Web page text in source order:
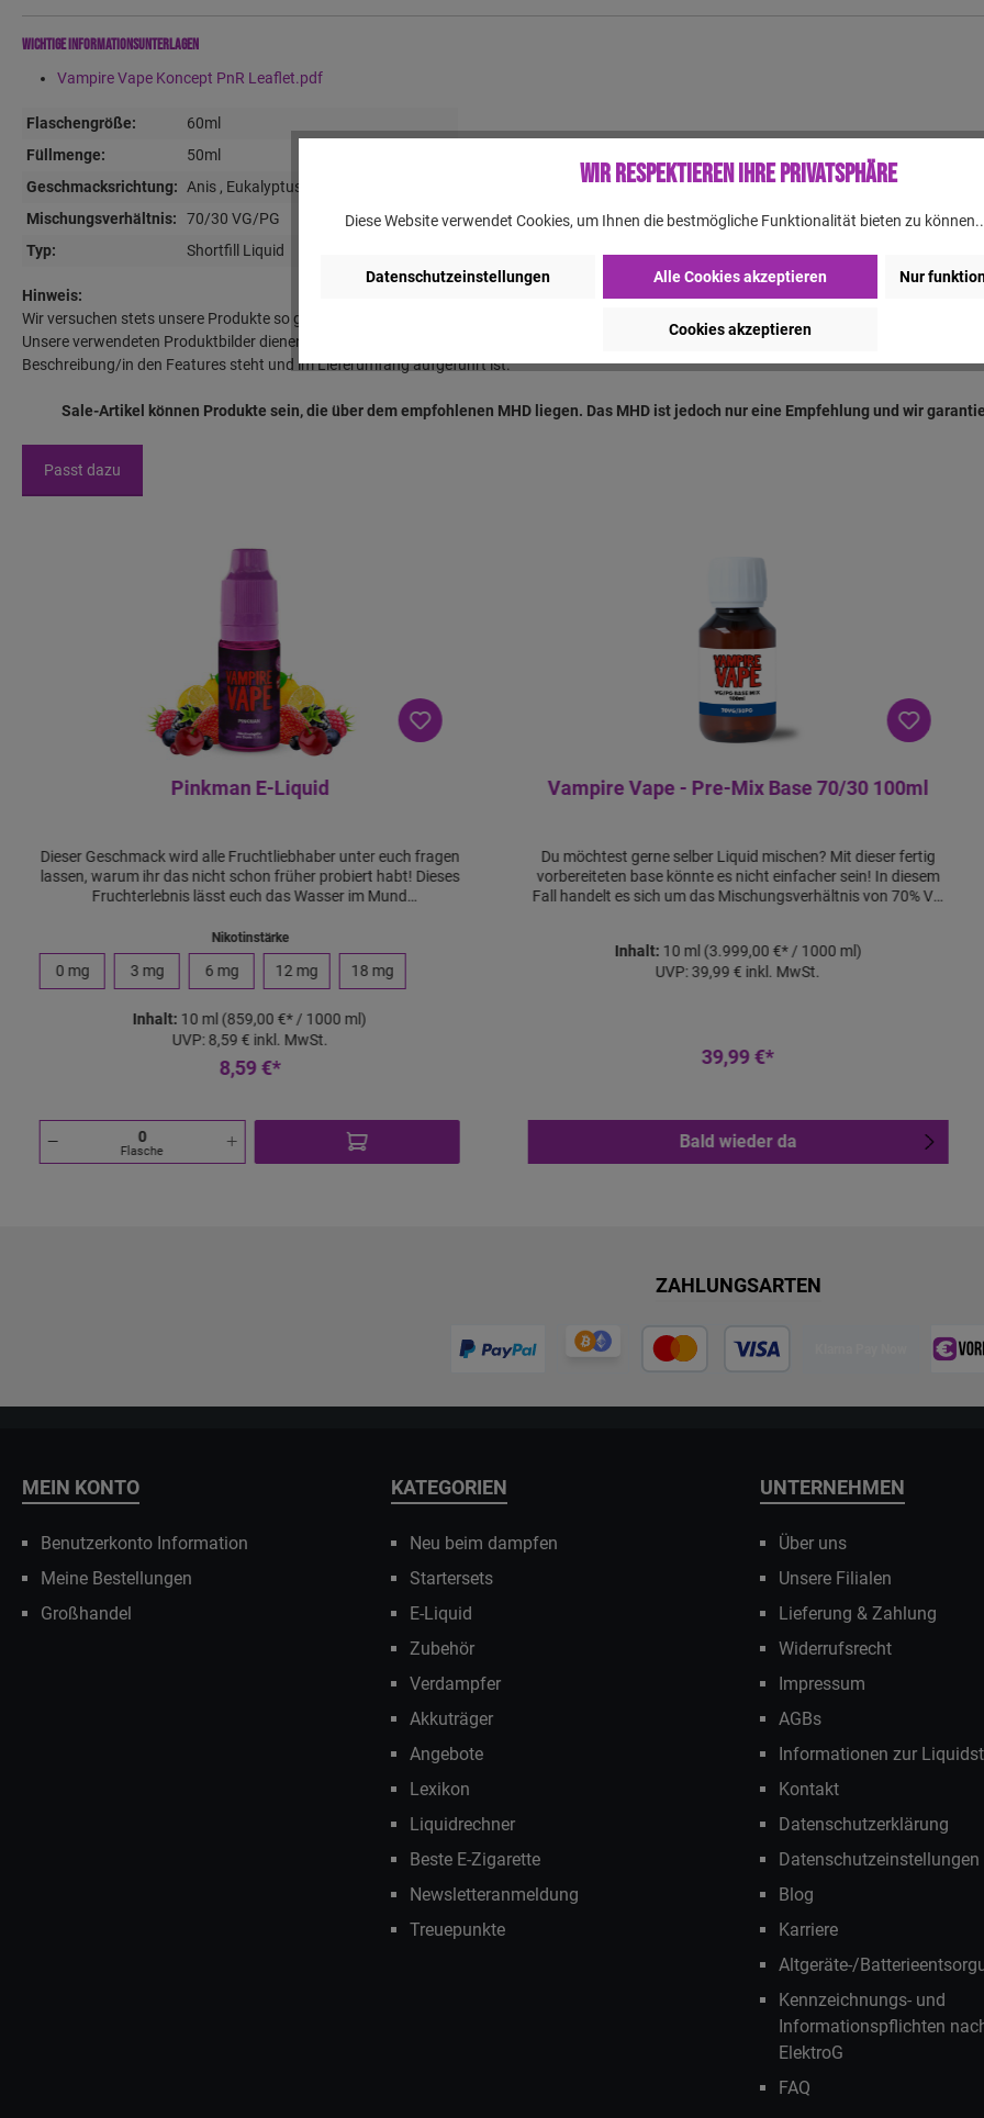
Wichtige Informationsunterlagen
Vampire Vape Koncept PnR Leaflet.pdf
Flaschengröße:
60ml
Füllmenge:
50ml
Geschmacksrichtung: Anis , Eukalyptus
Mischungsverhältnis:
70/30 VG/PG
Typ:
Shortfill Liquid
Hinweis:
Wir versuchen stets unsere Produkte so gut wie möglich zu beschreiben, allerdings sind auch wir nicht fehlerlos. Aus diesem Grund können
Unsere verwendeten Produktbilder dienen lediglich der Darstellung des Produkts. Der gelieferte Artikel kann, in Bezug auf Farbe, Anzahl etc.,
Beschreibung/in den Features steht und im Lieferumfang aufgeführt ist.
Sale-Artikel können Produkte sein, die über dem empfohlenen MHD liegen. Das MHD ist jedoch nur eine Empfehlung und wir
Passt dazu
Pinkman E-Liquid
Dieser Geschmack wird alle Fruchtliebhaber unter euch fragen
lassen, warum ihr das nicht schon früher probiert habt! Dieses
Fruchterlebnis lässt euch das Wasser im Mund
Vape steht für die Qualität. Und gemäß dem Motto "Dampfen
mit Vertrauen", bieten wir Dir die Qualitätsgarantie. Sollte es
mal zu irgendeinem Problem mit einem unserer Liquids oder
Aromen kommen, sorgen wir für schnellen Ersatz für Dich.
Diesen Vorteil können wir unseren Kunden als Hersteller
Nikotinstärke
0 mg 3 mg 6 mg 12 mg 18 mg
Inhalt: 10 ml (859,00 €* / 1000 ml)
UVP:8,59 € inkl. MwSt.
8,59 €*
Flasche
Vampire Vape - Pre-Mix Base 70/30 100ml
Du möchtest gerne selber Liquid mischen? Mit dieser fertig
vorbereiteten base könnte es nicht einfacher sein! In diesem
Fall handelt es sich um das Mischungsverhältnis von 70% VG
Und schon kann es losgehen! Um die benötigten Mengen des
Aromas und der Nikotin-Shots zu bestimmen, kannst Du
Mischungsverhältnis: 70% VG / 30% PG Volumen: 100ml
Inhalt: 10 ml (3.999,00 €* / 1000 ml)
UVP:39,99 € inkl. MwSt.
39,99 €*
Bald wieder da
ZAHLUNGSARTEN
MEIN KONTO
Benutzerkonto Information
Meine Bestellungen
Großhandel
KATEGORIEN
Neu beim dampfen
Startersets
E-Liquid
Zubehör
Verdampfer
Akkuträger
Angebote
Lexikon
Liquidrechner
Beste E-Zigarette
Newsletteranmeldung
Treuepunkte
UNTERNEHMEN
Über uns
Unsere Filialen
Lieferung & Zahlung
Widerrufsrecht
Impressum
AGBs
Informationen zur
Kontakt
Datenschutzerklärung
Datenschutzeinstellungen
Blog
Karriere
Altgeräte-/
Kennzeichnungs- und
Informationspflichten
ElektroG
FAQ
Wir respektieren Ihre Privatsphäre
Diese Website verwendet Cookies, um Ihnen die bestmögliche Funktionalität bieten zu
Datenschutzeinstellungen Alle Cookies akzeptieren Nur
Cookies akzeptieren